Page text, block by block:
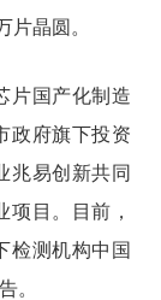
片晶圆。
片国产化制造
政府旗下投资
兆易创新共同
目。目前，
检测机构中国
。